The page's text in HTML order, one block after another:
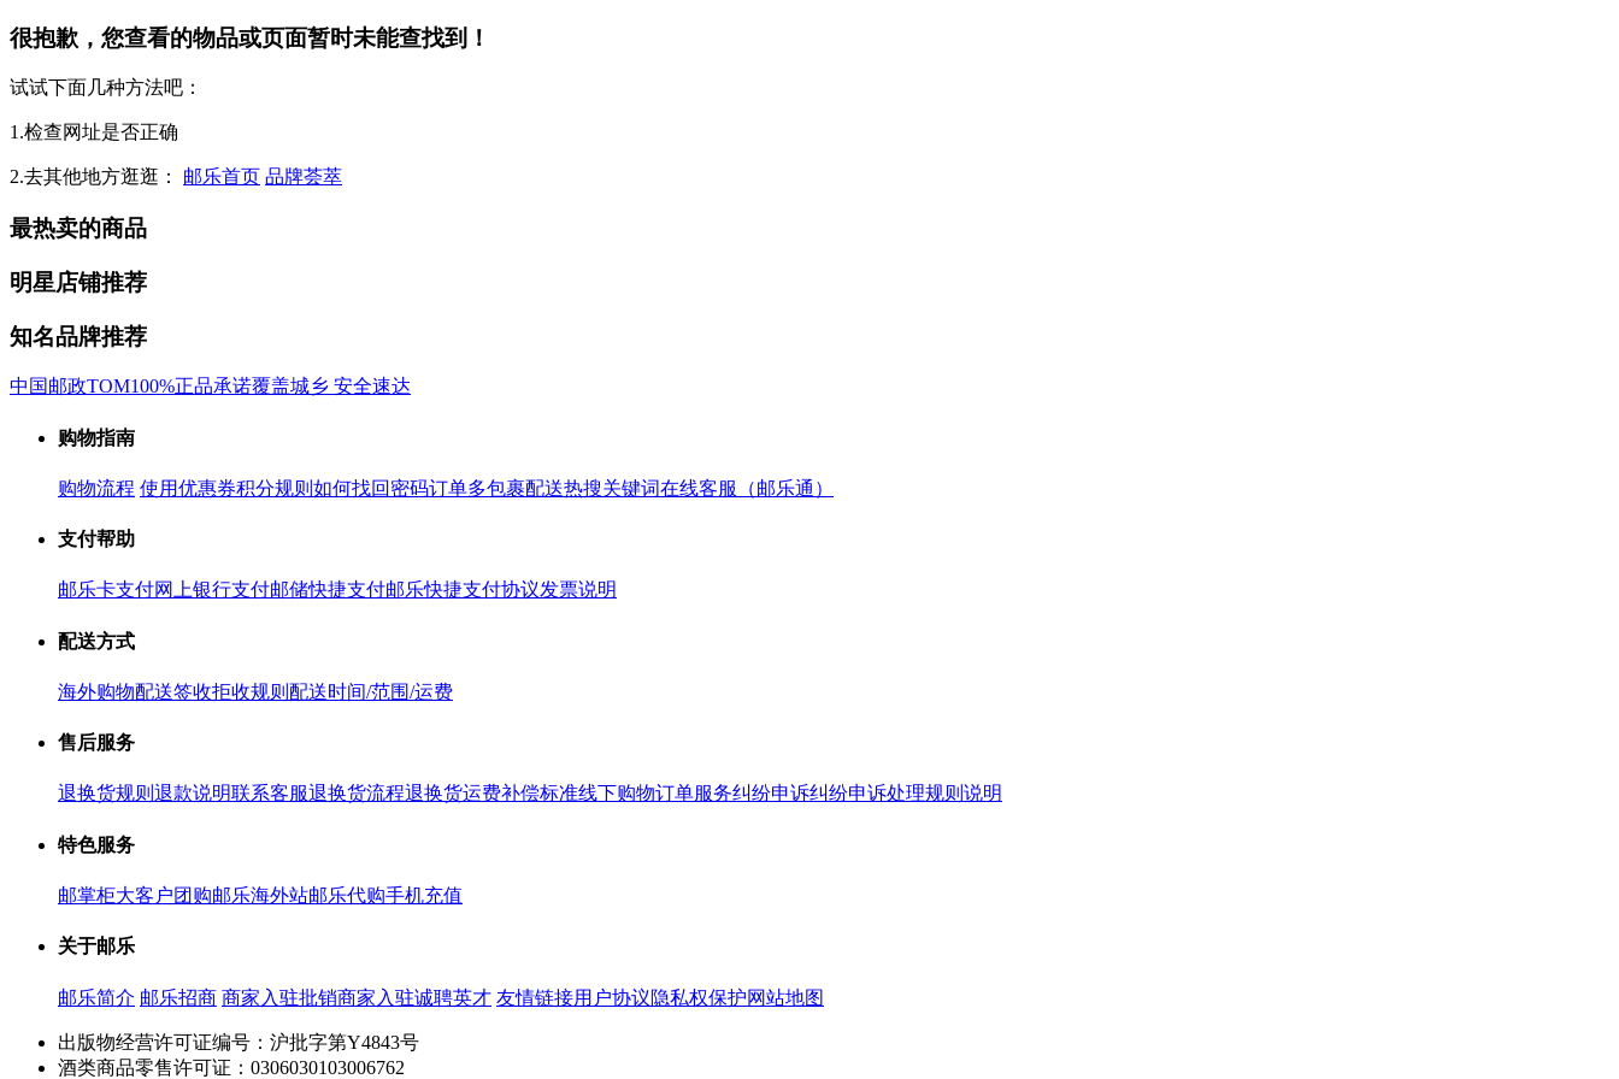
很抱歉，您查看的物品或页面暂时未能查找到！
试试下面几种方法吧：
1.检查网址是否正确
2.去其他地方逛逛： 邮乐首页 品牌荟萃
最热卖的商品
明星店铺推荐
知名品牌推荐
中国邮政TOM100%正品承诺覆盖城乡 安全速达
购物指南
购物流程 使用优惠券积分规则 如何找回密码订单多包裹配送热搜关键词在线客服（邮乐通）
支付帮助
邮乐卡支付网上银行支付邮储快捷支付邮乐快捷支付协议发票说明
配送方式
海外购物配送签收拒收规则 配送时间/范围/运费
售后服务
退换货规则 退款说明联系客服退换货流程退换货运费补偿标准线下购物订单服务纠纷申诉纠纷申诉处理规则说明
特色服务
邮掌柜大客户团购邮乐海外站邮乐代购手机充值
关于邮乐
邮乐简介 邮乐招商 商家入驻批销商家入驻诚聘英才 友情链接用户协议隐私权保护网站地图
出版物经营许可证编号：沪批字第Y4843号
酒类商品零售许可证：0306030103006762